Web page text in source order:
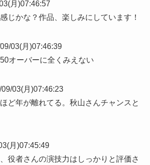
月)07:46:57
じかな？作品、楽しみにしています！
03(月)07:46:39
オーバーに全くみえない
09/03(月)07:46:23
ど年が離れてる。秋山さんチャンスと
月)07:45:49
役者さんの演技力はしっかりと評価さ